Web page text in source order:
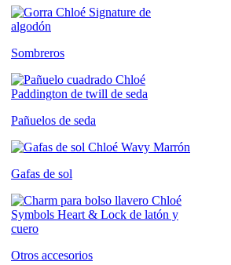
Sombreros
Pañuelos de seda
Gafas de sol
Otros accesorios